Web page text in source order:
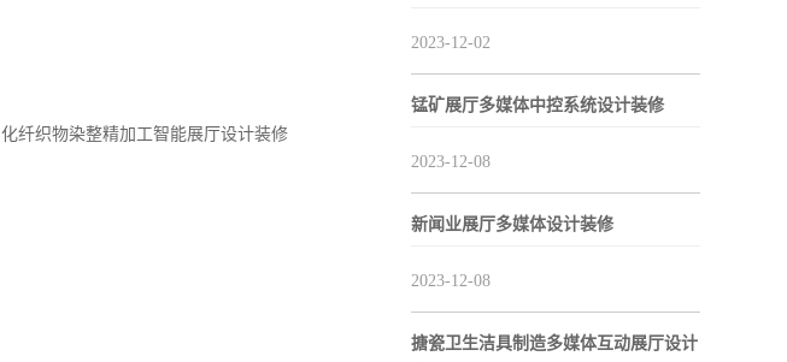
化纤织物染整精加工智能展厅设计装修
2023-12-02
锰矿展厅多媒体中控系统设计装修
2023-12-08
新闻业展厅多媒体设计装修
2023-12-08
搪瓷卫生洁具制造多媒体互动展厅设计